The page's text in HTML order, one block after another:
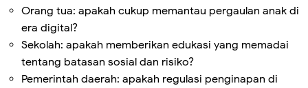
Orang tua: apakah cukup memantau pergaulan anak di
era digital?
Sekolah: apakah memberikan edukasi yang memadai
tentang batasan sosial dan risiko?
Pemerintah daerah: apakah regulasi penginapan di